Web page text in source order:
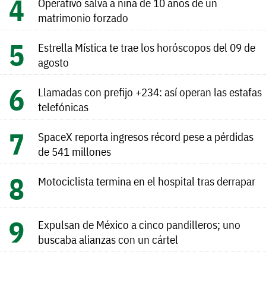
matrimonio forzado
Estrella Mística te trae los horóscopos del 09 de
agosto
Llamadas con prefijo +234: así operan las estafas
telefónicas
SpaceX reporta ingresos récord pese a pérdidas
de 541 millones
Motociclista termina en el hospital tras derrapar
Expulsan de México a cinco pandilleros; uno
buscaba alianzas con un cártel